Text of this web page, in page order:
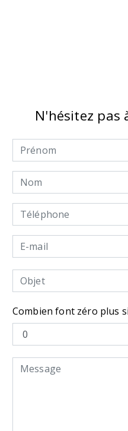
N'hésitez pas
Combien font zéro plus